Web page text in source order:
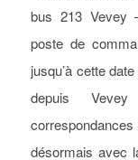
bus 213 Vevey
poste de
jusqu’à cette
depuis
désormais avec